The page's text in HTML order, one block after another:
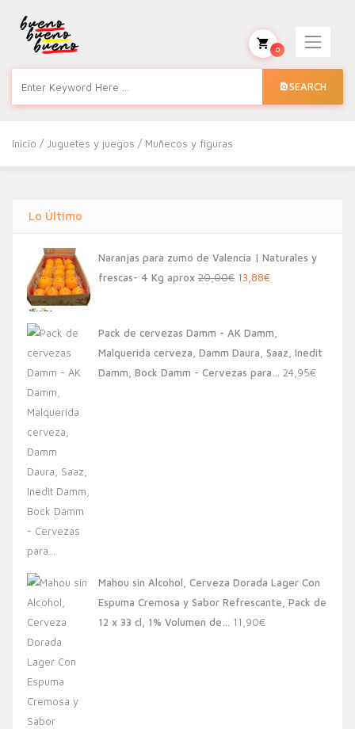
SEARCH
0
Inicio /Juguetes y juegos / Muñecos y figuras
Lo Último
Naranjas para zumo de Valencia | Naturales y
frescas- 4 Kg aprox 20,00€ El
era:
20,00€.
13,88€El
es:
13,88€.
Pack de cervezas Damm - AK Damm,
Malquerida cerveza, Damm Daura, Saaz, Inedit
Damm, Bock Damm - Cervezas para… 24,95€
Mahou sin Alcohol, Cerveza Dorada Lager Con
Espuma Cremosa y Sabor Refrescante, Pack de
12 x 33 cl, 1% Volumen de… 11,90€